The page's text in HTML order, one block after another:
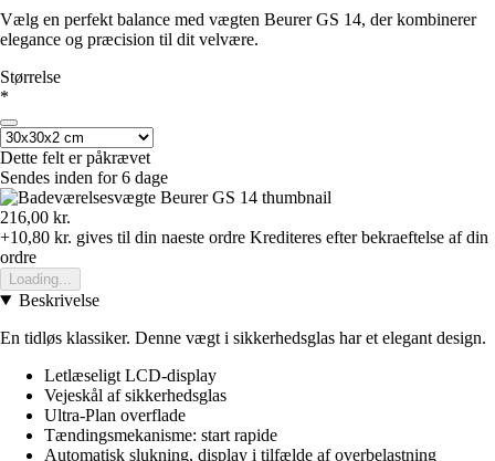
Vælg en perfekt balance med vægten Beurer GS 14, der kombinerer
elegance og præcision til dit velvære.
Størrelse
*
Dette felt er påkrævet
Sendes inden for 6 dage
216,00 kr.
+10,80 kr. gives til din naeste ordre Krediteres efter bekraeftelse af din
ordre
Loading...
Beskrivelse
En tidløs klassiker. Denne vægt i sikkerhedsglas har et elegant design.
Letlæseligt LCD-display
Vejeskål af sikkerhedsglas
Ultra-Plan overflade
Tændingsmekanisme: start rapide
Automatisk slukning, display i tilfælde af overbelastning